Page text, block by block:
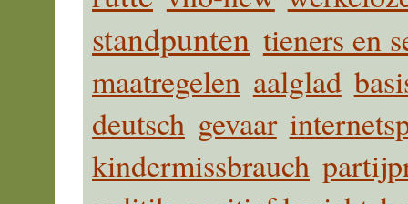
standpunten tieners en
maatregelen aalglad
deutsch gevaar
kindermissbrauch